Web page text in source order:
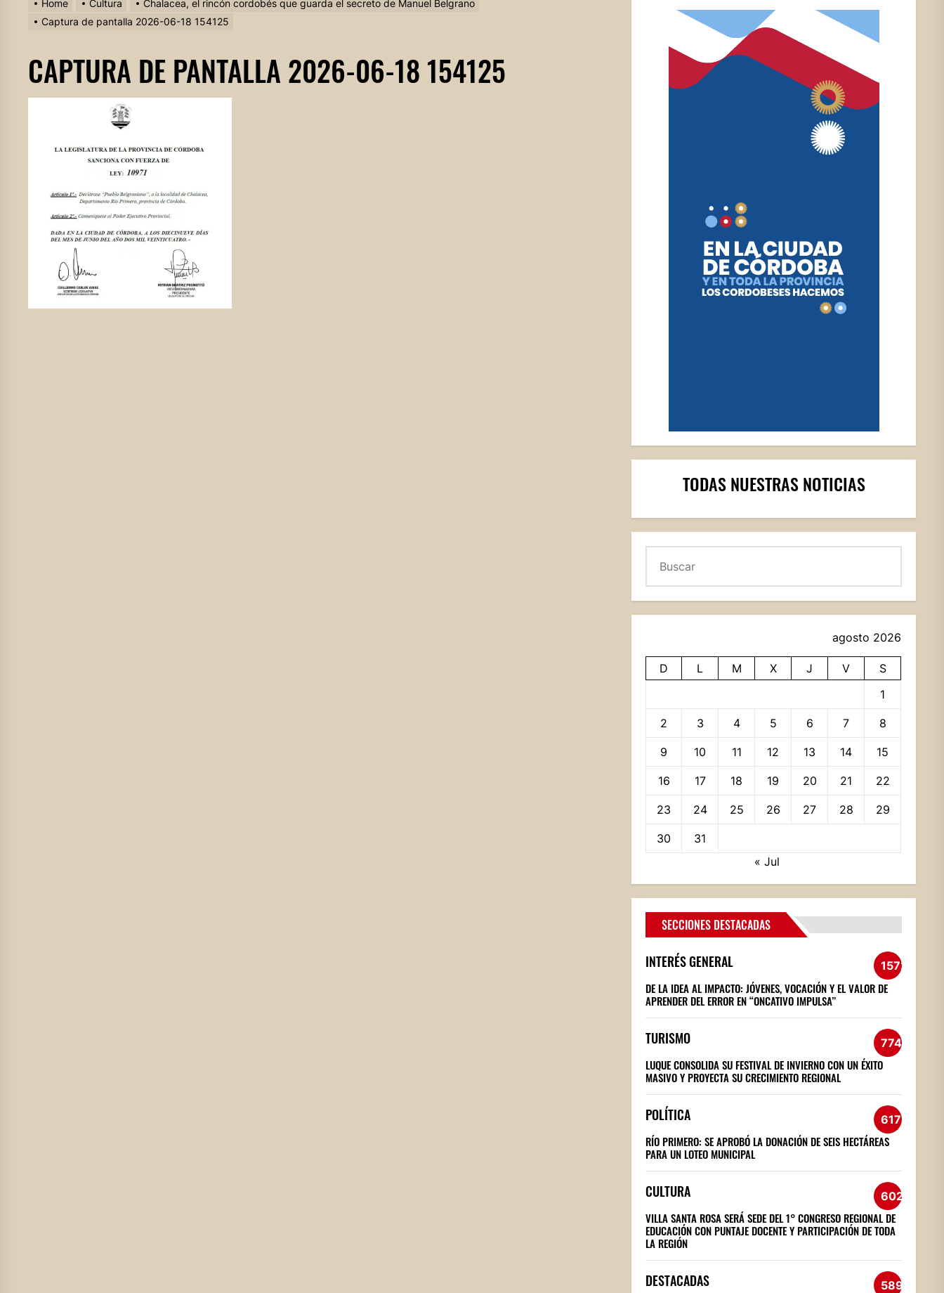
Home Cultura
Chalacea, el rincón cordobés que guarda el secreto de Manuel Belgrano
Captura de pantalla 2026-06-18 154125
CAPTURA DE PANTALLA 2026-06-18 154125
TODAS NUESTRAS NOTICIAS
agosto 2026
D L M X J V
S
1
2 3 4 5 6 7 8
9 10 11 12 13 14 15
16 17 18 19 20 21 22
23 24 25 26 27 28 29
30
31
« Jul
SECCIONES DESTACADAS
INTERÉS GENERAL 1572
DE LA IDEA AL IMPACTO: JÓVENES, VOCACIÓN Y EL VALOR DE
APRENDER DEL ERROR EN “ONCATIVO IMPULSA”
TURISMO 774
LUQUE CONSOLIDA SU FESTIVAL DE INVIERNO CON UN ÉXITO
MASIVO Y PROYECTA SU CRECIMIENTO REGIONAL
POLÍTICA 617
RÍO PRIMERO: SE APROBÓ LA DONACIÓN DE SEIS HECTÁREAS
PARA UN LOTEO MUNICIPAL
CULTURA 602
VILLA SANTA ROSA SERÁ SEDE DEL 1° CONGRESO REGIONAL DE
EDUCACIÓN CON PUNTAJE DOCENTE Y PARTICIPACIÓN DE TODA
LA REGIÓN
DESTACADAS 589